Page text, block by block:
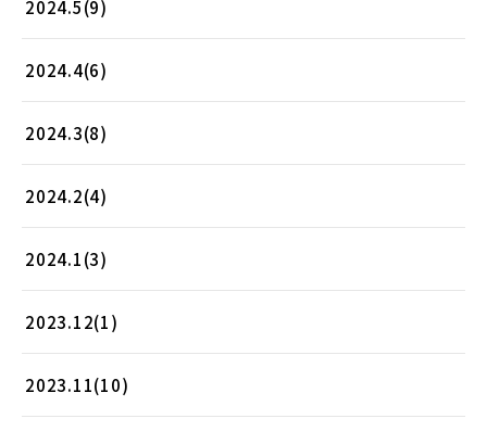
2024.5(9)
2024.4(6)
2024.3(8)
2024.2(4)
2024.1(3)
2023.12(1)
2023.11(10)